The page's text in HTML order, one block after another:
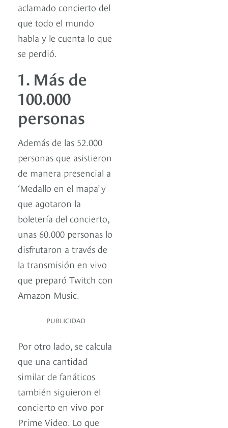
aclamado concierto del
que todo el mundo
habla y le cuenta lo que
se perdió.
1. Más de
100.000
personas
Además de las 52.000
personas que asistieron
de manera presencial a
‘Medallo en el mapa’ y
que agotaron la
boletería del concierto,
unas 60.000 personas lo
disfrutaron a través de
la transmisión en vivo
que preparó Twitch con
Amazon Music.
PUBLICIDAD
Por otro lado, se calcula
que una cantidad
similar de fanáticos
también siguieron el
concierto en vivo por
Prime Video. Lo que